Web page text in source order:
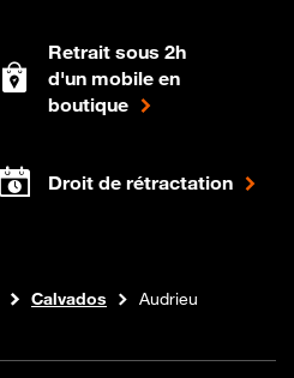
Retrait sous 2h
d'un mobile en
boutique
Droit de rétractation
Calvados Audrieu